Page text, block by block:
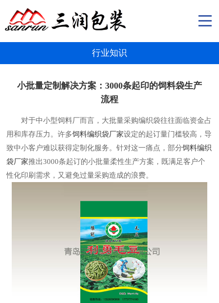
行业知识
小批量定制解决方案：3000条起印的饲料袋生产
流程​
对于中小型饲料厂而言，大批量采购编织袋往往面临资金占
用和库存压力。许多饲料编织袋厂家设定的起订量门槛较高，导
致中小客户难以获得定制化服务。针对这一痛点，部分饲料编织
袋厂家推出3000条起订的小批量柔性生产方案，既满足客户个
性化印刷需求，又避免过量采购造成的浪费。